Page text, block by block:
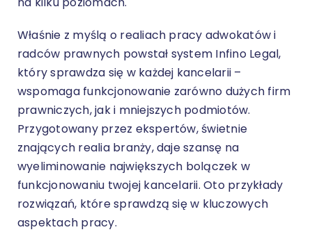
Właśnie z myślą o realiach pracy adwokatów i
radców prawnych powstał system Infino Legal,
który sprawdza się w każdej kancelarii –
wspomaga funkcjonowanie zarówno dużych firm
prawniczych, jak i mniejszych podmiotów.
Przygotowany przez ekspertów, świetnie
znających realia branży, daje szansę na
wyeliminowanie największych bolączek w
funkcjonowaniu twojej kancelarii. Oto przykłady
rozwiązań, które sprawdzą się w kluczowych
aspektach pracy.